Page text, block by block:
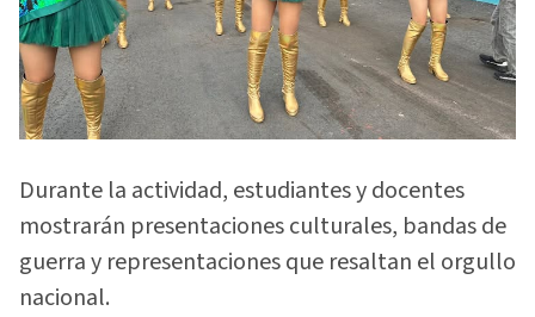
Durante la actividad, estudiantes y docentes
mostrarán presentaciones culturales, bandas de
guerra y representaciones que resaltan el orgullo
nacional.